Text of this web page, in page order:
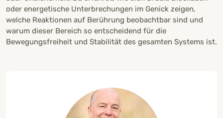
oder energetische Unterbrechungen im Genick zeigen,
welche Reaktionen auf Berührung beobachtbar sind und
warum dieser Bereich so entscheidend für die
Bewegungsfreiheit und Stabilität des gesamten Systems ist.